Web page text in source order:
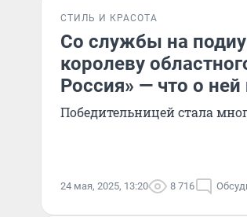
СТИЛЬ И КРАСОТА
Со службы на
королеву
Россия» — что о ней
Победительницей стала
24 мая, 2025, 13:20 8 716